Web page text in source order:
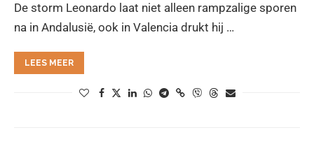
De storm Leonardo laat niet alleen rampzalige sporen
na in Andalusië, ook in Valencia drukt hij …
LEES MEER